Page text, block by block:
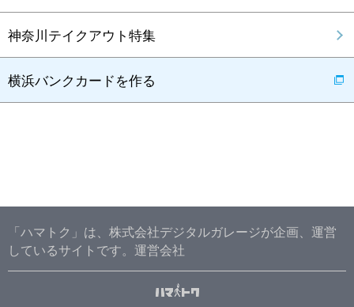
神奈川テイクアウト特集
横浜バンクカードを作る
「ハマトク」は、株式会社デジタルガレージが企画、運営
しているサイトです。 運営会社